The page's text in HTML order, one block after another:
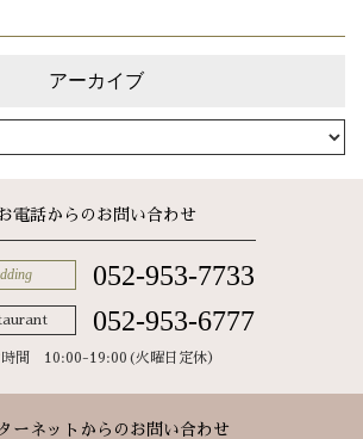
アーカイブ
電話からのお問い合わせ
052-953-7733
052-953-6777
時間 10:00-19:00(火曜日定休）
ーネットからのお問い合わせ